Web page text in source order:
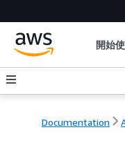
開始
Documentation